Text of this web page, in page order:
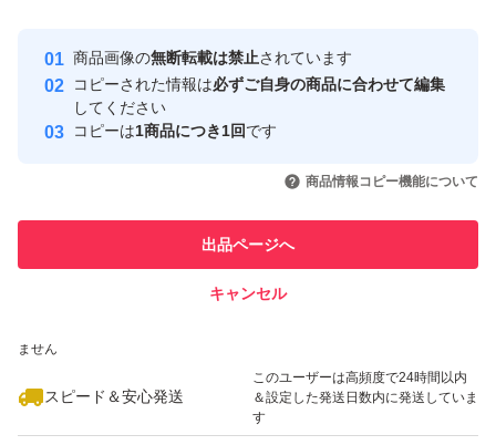
安心取引出品者
心・安全なユーザーです
取引実績
引を完了させた実績があります
での取引実績があります
ません
スピード＆安心発送
このユーザーは高頻度で24時間以内
＆設定した発送日数内に発送していま
す
商品画像の無断転載は禁止されています
コピーされた情報は必ずご自身の商品に合わせて編集
してください
コピーは1商品につき1回です
商品情報コピー機能について
出品ページへ
キャンセル